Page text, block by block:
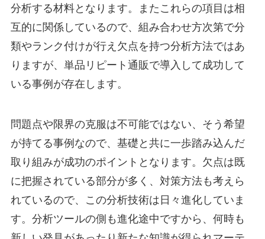
分析する材料となります。またこれらの項目は相
互的に関係しているので、組み合わせ方次第で分
類やランク付けが行え欠点を持つ分析方法ではあ
りますが、単品リピート通販で導入して成功して
いる事例が存在します。
問題点や限界の克服は不可能ではない、そう希望
が持てる事例なので、基礎と共に一歩踏み込んだ
取り組みが成功のポイントとなります。欠点は既
に把握されている部分が多く、対策方法も考えら
れているので、この分析技術は日々進化していま
す。分析ツールの側も進化途中ですから、何時も